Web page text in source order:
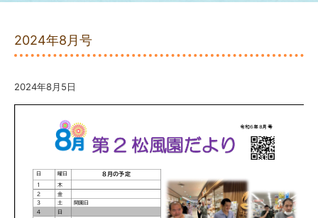
2024年8月号
2024年8月5日